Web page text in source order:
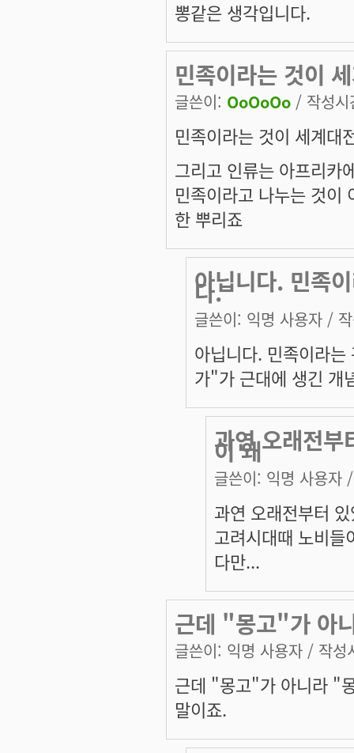
뽕같은 생각입니다.
민족이라는 것이
글쓴이: OoOoOo / 작성
민족이라는 것이 세계대
그리고 인류는 아프리카
민족이라고 나누는 것이
한 뿌리죠
아닙니다. 민족
다.
글쓴이: 익명 사용자 /
아닙니다. 민족이라
가"가 근대에 생긴 개
과연 오래전부
이 왜
글쓴이: 익명 사용자
과연 오래전부터
고려시대때 노비들
다만...
근데 "몽고"가 아
글쓴이: 익명 사용자 / 작성
근데 "몽고"가 아니라 "
말이죠.